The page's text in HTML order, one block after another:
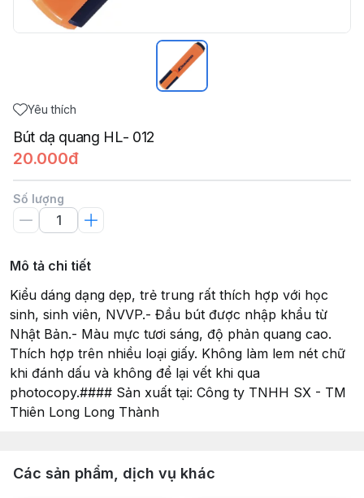
Yêu thích
Bút dạ quang HL- 012
20.000đ
Số lượng
Mô tả chi tiết
Kiểu dáng dạng dẹp, trẻ trung rất thích hợp với học
sinh, sinh viên, NVVP.- Đầu bút được nhập khẩu từ
Nhật Bản.- Màu mực tươi sáng, độ phản quang cao.
Thích hợp trên nhiều loại giấy. Không làm lem nét chữ
khi đánh dấu và không để lại vết khi qua
photocopy.#### Sản xuất tại: Công ty TNHH SX - TM
Thiên Long Long Thành
Các sản phẩm, dịch vụ khác